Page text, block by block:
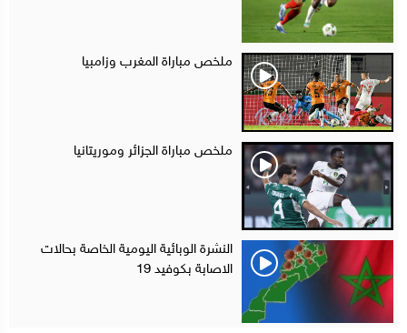
ملخص مباراة المغرب وزامبيا
ملخص مباراة الجزائر وموريتانيا
النشرة الوبائية اليومية الخاصة بحالات
الاصابة بكوفيد 19